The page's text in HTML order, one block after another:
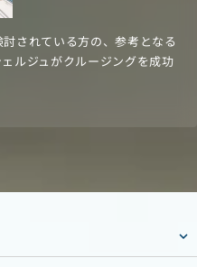
されている方の、参考となる
ルジュがクルージングを成功